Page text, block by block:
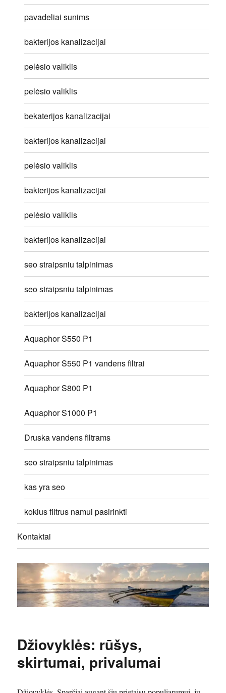
pavadeliai sunims
bakterijos kanalizacijai
pelėsio valiklis
pelėsio valiklis
bekaterijos kanalizacijai
bakterijos kanalizacijai
pelėsio valiklis
bakterijos kanalizacijai
pelėsio valiklis
bakterijos kanalizacijai
seo straipsniu talpinimas
seo straipsniu talpinimas
bakterijos kanalizacijai
Aquaphor S550 P1
Aquaphor S550 P1 vandens filtrai
Aquaphor S800 P1
Aquaphor S1000 P1
Druska vandens filtrams
seo straipsniu talpinimas
kas yra seo
kokius filtrus namui pasirinkti
Kontaktai
Džiovyklės: rūšys,
skirtumai, privalumai